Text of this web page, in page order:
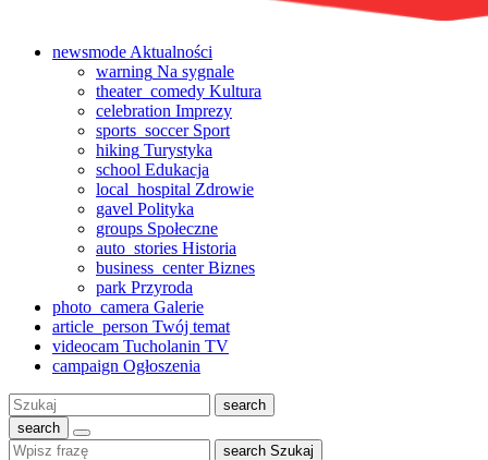
newsmode Aktualności
warning Na sygnale
theater_comedy Kultura
celebration Imprezy
sports_soccerSport
hiking Turystyka
school Edukacja
local_hospital Zdrowie
gavel Polityka
groups Społeczne
auto_stories Historia
business_centerBiznes
park Przyroda
photo_camera Galerie
article_person Twój temat
videocam Tucholanin TV
campaign Ogłoszenia
Szukaj:
search
search
search Szukaj